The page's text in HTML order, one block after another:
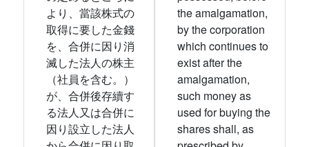
より、當該株式の
取得に要した金錢
を、合併に因り消
滅した法人の株主
（社員を含む。）
が、合併後存續す
る法人又は合併に
因り設立した法人
the amalgamation,
by the corporation
which continues to
exist after the
amalgamation,
such money as
used for buying the
shares shall, as